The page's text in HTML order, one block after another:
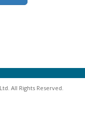
All Rights Reserved.